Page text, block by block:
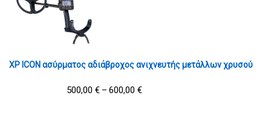
XP ICON ασύρματος αδιάβροχος ανιχνευτής μετάλλων χρυσού
500,00 € – 600,00 €